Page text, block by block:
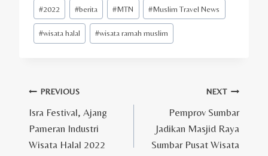
Tags:
#2022 #berita #MTN #Muslim Travel News
#wisata halal #wisata ramah muslim
Post
navigation
PREVIOUS
Isra Festival, Ajang
Pameran Industri
Wisata Halal 2022
NEXT
Pemprov Sumbar
Jadikan Masjid Raya
Sumbar Pusat Wisata